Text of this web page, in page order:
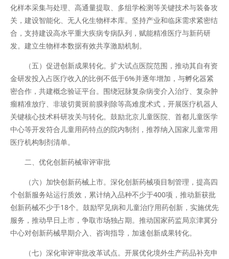
化样本采集与处理、高通量提取、多组学检测等关键技术与装备攻
关，建设智能化、无人化生物样本库。坚持产业和临床需求紧密结
合，支持建设高水平重大疾病专病队列，赋能精准医疗与新药研
发。建立生物样本数据有效共享激励机制。
（五）促进创新成果转化。扩大试点医院范围，推动其自有资
金研发投入占医疗收入的比例不低于6%并逐年增加，与孵化器紧
密合作，共建概念验证平台。围绕冠脉复杂病变介入治疗、复杂肿
瘤精准放疗、非玻切黄斑前膜剥除等高难度术式，开展医疗机器人
关键核心技术科研攻关与转化。鼓励北京儿童医院、首都儿童医学
中心等开发符合儿童用药特点的院内制剂，推荐纳入国家儿童常用
医疗机构制剂清单。
二、优化创新药械审评审批
（六）加快创新药械上市。深化创新药械项目制管理，提高四
个创新服务站运行质效，累计纳入品种不少于400项，推动新获批
创新药械不少于18个。鼓励罕见病和儿童治疗用药创新，实施优先
服务，推动早日上市，争取市场独占期。推动国家药监局京津冀分
中心对创新药械早期介入、咨询指导，加速创新成果转化。
（七）深化审评审批改革试点。开展优化境外生产药品补充申